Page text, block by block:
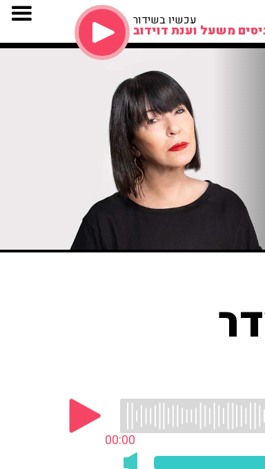
עכשיו בשידור
משעל וענת דוידוב
00:00